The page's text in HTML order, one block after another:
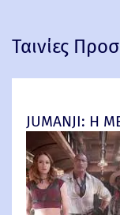
Ταινίες
JUMANJI: Η